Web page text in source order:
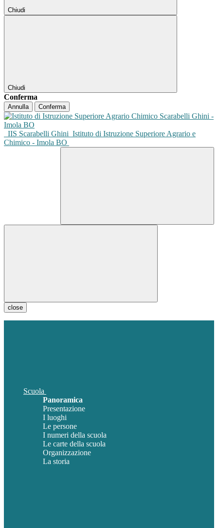
Chiudi
Chiudi
Conferma
Annulla Conferma
IIS Scarabelli Ghini Istituto di Istruzione Superiore Agrario e
Chimico - Imola BO
close
Scuola
Panoramica
Presentazione
I luoghi
Le persone
I numeri della scuola
Le carte della scuola
Organizzazione
La storia